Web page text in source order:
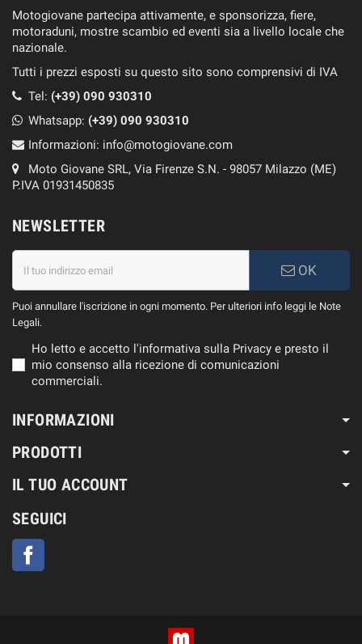
Motogiovane partecipa attivamente, e sponsorizza, fiere,
motoraduni, mostre scambio ed eventi sia a livello locale che
nazionale.
Tutti i prezzi esposti su questo sito sono comprensivi di IVA
Tel: (+39) 090 930310
Whatsapp: (+39) 090 930310
Informazioni: info@motogiovane.com
Moto Giovane SRL, Via Firenze S.N. - 98057 Milazzo (ME)
P.IVA 01931450835
NEWSLETTER
OK
Puoi annullare l'iscrizione in ogni momento. Per ulteriori info leggi le Note
Legali.
Ho letto e accetto l'informativa sulla Privacy e presto il
mio consenso alla ricezione di comunicazioni
commerciali.
INFORMAZIONI
PRODOTTI
IL TUO ACCOUNT
SEGUICI